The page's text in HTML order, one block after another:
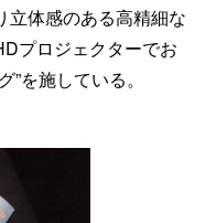
立体感のある高精細な
プロジェクターでお
を施している。